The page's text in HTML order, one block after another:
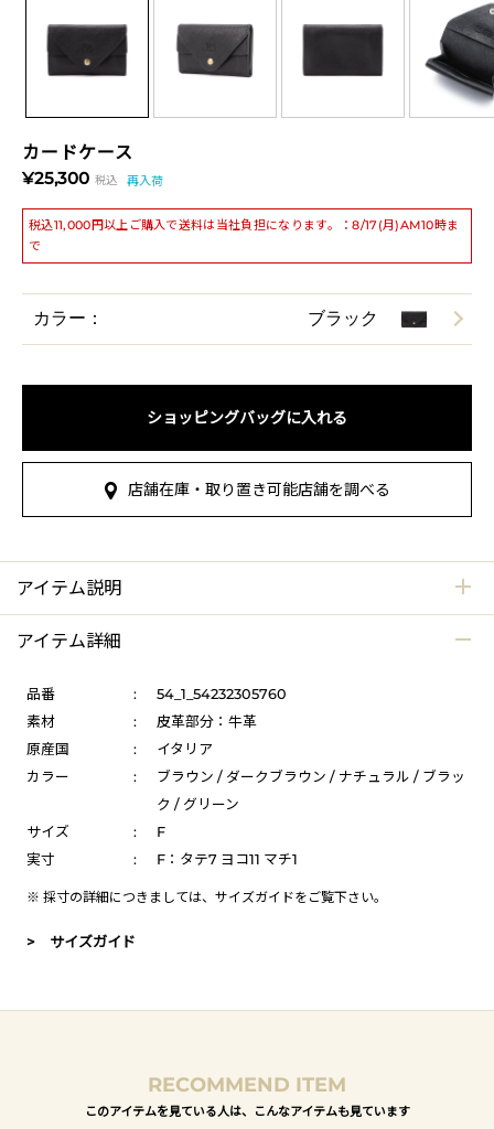
カードケース
¥25,300 税込 再入荷
税込11,000円以上ご購入で送料は当社負担になります。：8/17(月)AM10時ま
で
カラー： ブラック
ショッピングバッグに入れる
店舗在庫・取り置き可能店舗を調べる
アイテム説明
アイテム詳細
品番 :
54_1_54232305760
素材
:
皮革部分：牛革
原産国
:
イタリア
カラー
:
ブラウン / ダークブラウン / ナチュラル / ブラッ
ク / グリーン
サイズ
:
F
実寸
: F：タテ7 ヨコ11 マチ1
※ 採寸の詳細につきましては、 サイズガイドをご覧下さい。
> サイズガイド
RECOMMEND ITEM
このアイテムを見ている人は、こんなアイテムも見ています